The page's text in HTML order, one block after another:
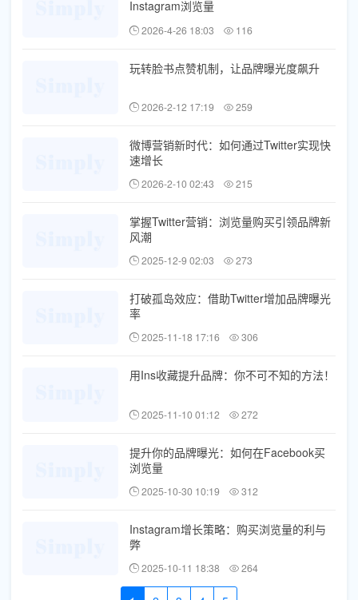
Instagram浏览量
2026-4-26 18:03 116
玩转脸书点赞机制，让品牌曝光度飙升
2026-2-12 17:19 259
微博营销新时代：如何通过Twitter实现快
速增长
2026-2-10 02:43 215
掌握Twitter营销：浏览量购买引领品牌新
风潮
2025-12-9 02:03 273
打破孤岛效应：借助Twitter增加品牌曝光
率
2025-11-18 17:16 306
用Ins收藏提升品牌：你不可不知的方法！
2025-11-10 01:12 272
提升你的品牌曝光：如何在Facebook买
浏览量
2025-10-30 10:19 312
Instagram增长策略：购买浏览量的利与
弊
2025-10-11 18:38 264